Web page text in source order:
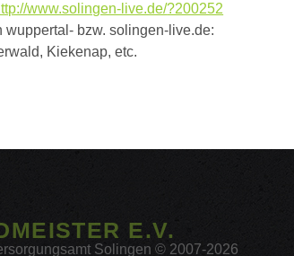
www.solingen-live.de/?200252
bzw. solingen-live.de:
Kiekenap, etc.
E.V.
Solingen © 2007-2026